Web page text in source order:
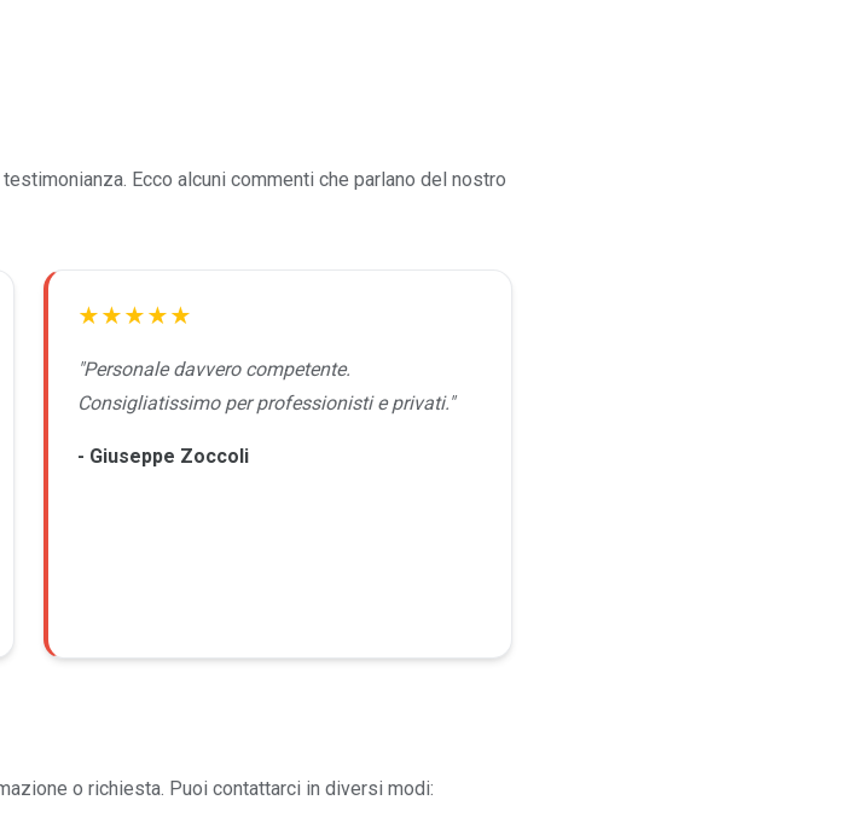
Ecco alcuni commenti che parlano del nostro
★★★★★
"Personale davvero competente.
Consigliatissimo per professionisti e privati."
- Giuseppe Zoccoli
o richiesta. Puoi contattarci in diversi modi: